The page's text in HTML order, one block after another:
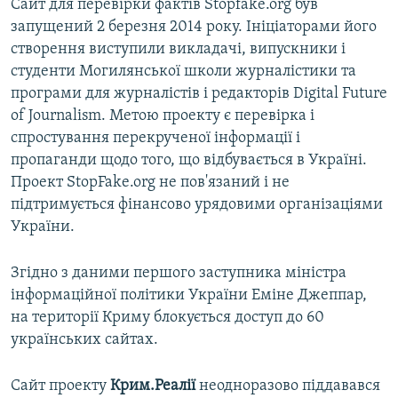
Сайт для перевірки фактів Stopfake.org був
запущений 2 березня 2014 року. Ініціаторами його
створення виступили викладачі, випускники і
студенти Могилянської школи журналістики та
програми для журналістів і редакторів Digital Future
of Journalism. Метою проекту є перевірка і
спростування перекрученої інформації і
пропаганди щодо того, що відбувається в Україні.
Проект StopFake.org не пов'язаний і не
підтримується фінансово урядовими організаціями
України.
Згідно з даними першого заступника міністра
інформаційної політики України Еміне Джеппар,
на території Криму блокується доступ до 60
українських сайтах.
Сайт проекту Крим.Реаліїнеодноразово піддавався